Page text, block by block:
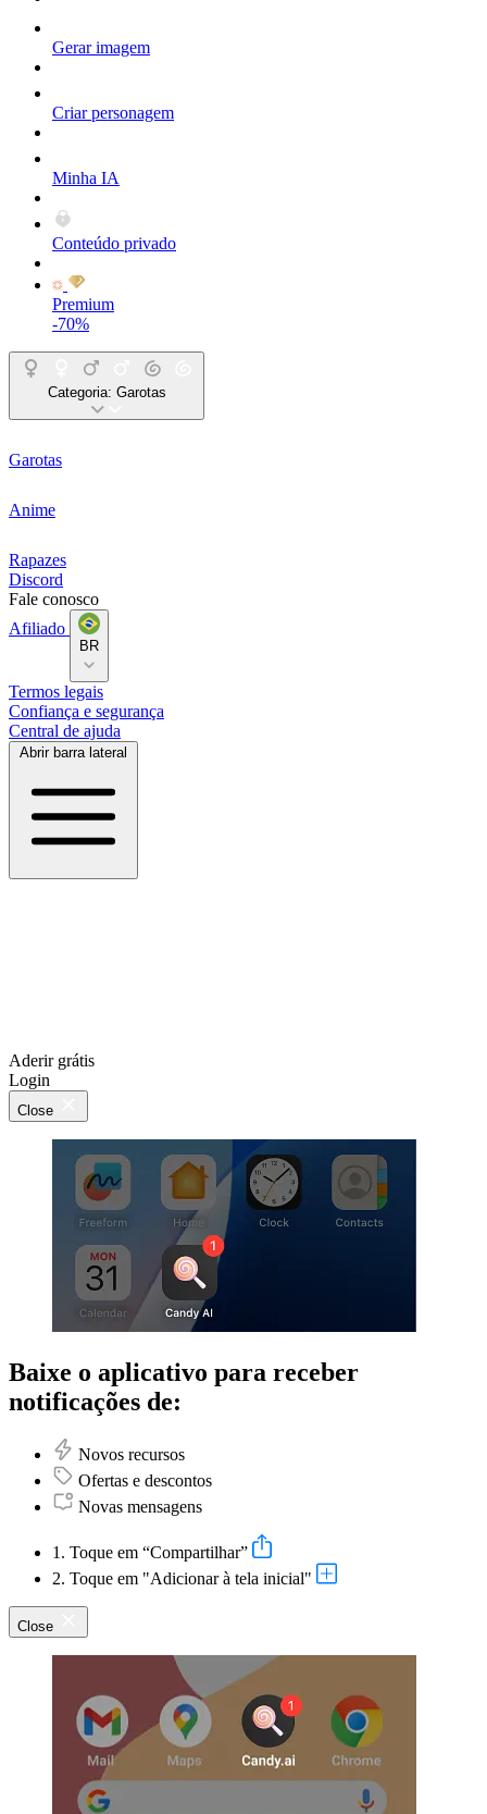
Gerar imagem
Criar personagem
Minha IA
Conteúdo privado
Premium
-70%
Categoria: Garotas
Garotas
Anime
Rapazes
Discord
Fale conosco
Afiliado
BR
Termos legais
Confiança e segurança
Central de ajuda
Abrir barra lateral
Aderir grátis
Login
Close
Baixe o aplicativo para receber
notificações de:
Novos recursos
Ofertas e descontos
Novas mensagens
1. Toque em “Compartilhar”
2. Toque em "Adicionar à tela inicial"
Close